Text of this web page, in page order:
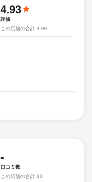
4.93
評価
この店舗の合計 4.99
-
口コミ数
この店舗の合計 23